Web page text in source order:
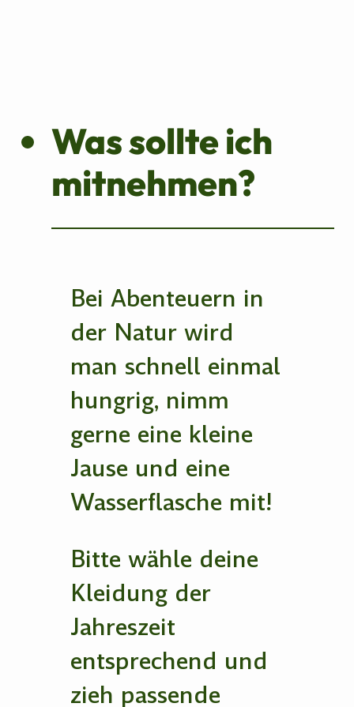
Was sollte ich
mitnehmen?
Bei Abenteuern in
der Natur wird
man schnell einmal
hungrig, nimm
gerne eine kleine
Jause und eine
Wasserflasche mit!
Bitte wähle deine
Kleidung der
Jahreszeit
entsprechend und
zieh passende